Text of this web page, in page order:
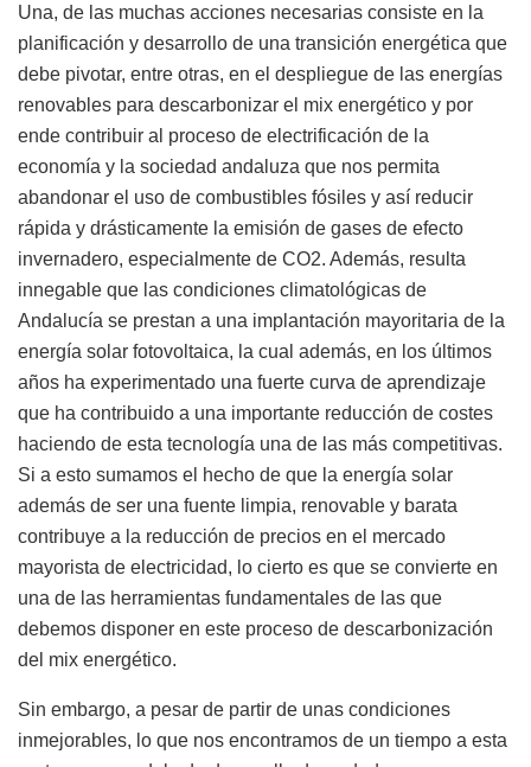
Una, de las muchas acciones necesarias consiste en la
planificación y desarrollo de una transición energética que
debe pivotar, entre otras, en el despliegue de las energías
renovables para descarbonizar el mix energético y por
ende contribuir al proceso de electrificación de la
economía y la sociedad andaluza que nos permita
abandonar el uso de combustibles fósiles y así reducir
rápida y drásticamente la emisión de gases de efecto
invernadero, especialmente de CO2. Además, resulta
innegable que las condiciones climatológicas de
Andalucía se prestan a una implantación mayoritaria de la
energía solar fotovoltaica, la cual además, en los últimos
años ha experimentado una fuerte curva de aprendizaje
que ha contribuido a una importante reducción de costes
haciendo de esta tecnología una de las más competitivas.
Si a esto sumamos el hecho de que la energía solar
además de ser una fuente limpia, renovable y barata
contribuye a la reducción de precios en el mercado
mayorista de electricidad, lo cierto es que se convierte en
una de las herramientas fundamentales de las que
debemos disponer en este proceso de descarbonización
del mix energético.
Sin embargo, a pesar de partir de unas condiciones
inmejorables, lo que nos encontramos de un tiempo a esta